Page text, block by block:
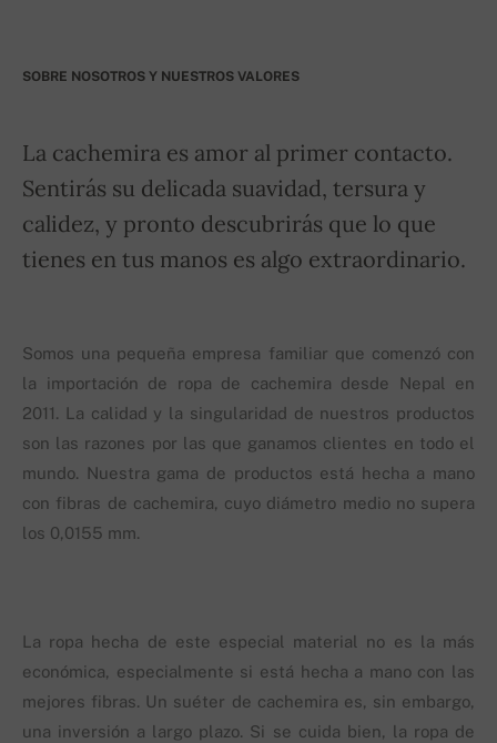
SOBRE NOSOTROS Y NUESTROS VALORES
La cachemira es amor al primer contacto.
Sentirás su delicada suavidad, tersura y
calidez, y pronto descubrirás que lo que
tienes en tus manos es algo extraordinario.
Somos una pequeña empresa familiar que comenzó con
la importación de ropa de cachemira desde Nepal en
2011. La calidad y la singularidad de nuestros productos
son las razones por las que ganamos clientes en todo el
mundo. Nuestra gama de productos está hecha a mano
con fibras de cachemira, cuyo diámetro medio no supera
los 0,0155 mm.
La ropa hecha de este especial material no es la más
económica, especialmente si está hecha a mano con las
mejores fibras. Un suéter de cachemira es, sin embargo,
una inversión a largo plazo. Si se cuida bien, la ropa de